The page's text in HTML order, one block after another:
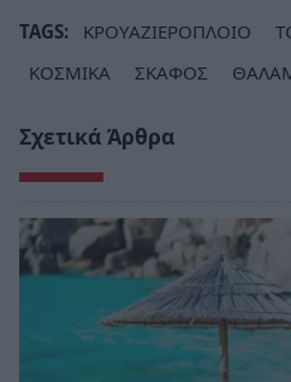
TAGS: ΚΡΟΥΑΖΙΕΡΟΠΛΟΙΟ
ΚΟΣΜΙΚΑ
ΣΚΑΦΟΣ
Σχετικά Άρθρα